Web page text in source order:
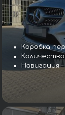
Коробка
Навигация